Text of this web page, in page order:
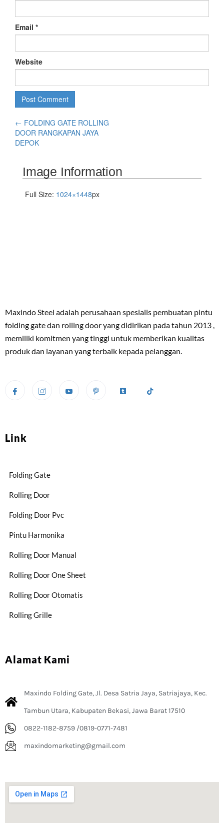
Email *
Website
← FOLDING GATE ROLLING
DOOR RANGKAPAN JAYA
DEPOK
Image Information
Full Size: 1024×1448px
Maxindo Steel adalah perusahaan spesialis pembuatan pintu
folding gate dan rolling door yang didirikan pada tahun 2013 ,
memiliki komitmen yang tinggi untuk memberikan kualitas
produk dan layanan yang terbaik kepada pelanggan.
Link
Folding Gate
Rolling Door
Folding Door Pvc
Pintu Harmonika
Rolling Door Manual
Rolling Door One Sheet
Rolling Door Otomatis
Rolling Grille
Alamat Kami
Maxindo Folding Gate, Jl. Desa Satria Jaya, Satriajaya, Kec.
Tambun Utara, Kabupaten Bekasi, Jawa Barat 17510
0822-1182-8759 /0819-0771-7481
maxindomarketing@gmail.com